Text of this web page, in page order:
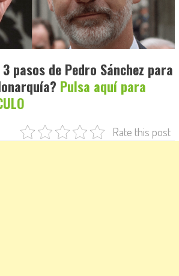
pasos de Pedro Sánchez para
Pulsa aquí para
Rate this post